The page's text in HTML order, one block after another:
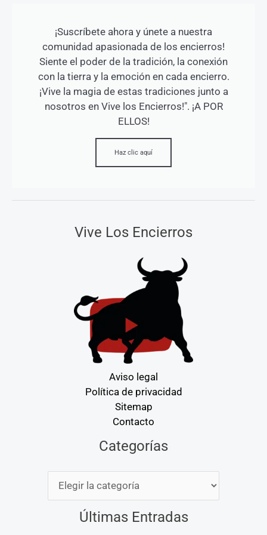
¡Suscríbete ahora y únete a nuestra
comunidad apasionada de los encierros!
Siente el poder de la tradición, la conexión
con la tierra y la emoción en cada encierro.
¡Vive la magia de estas tradiciones junto a
nosotros en Vive los Encierros!". ¡A POR
ELLOS!
Haz clic aquí
Vive Los Encierros
Aviso legal
Política de privacidad
Sitemap
Contacto
Categorías
Últimas Entradas